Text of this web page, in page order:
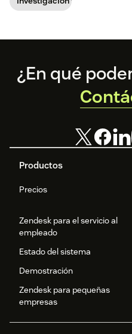
Footer
Productos
Precios
Zendesk para el servicio al
empleado
Estado del sistema
Demostración
Zendesk para pequeñas
empresas
¿En qué